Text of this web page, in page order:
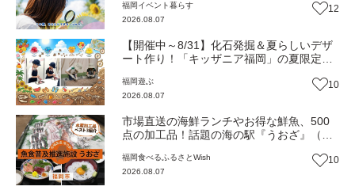
レンジ【一人一花はなきん便り】Vol.55
福岡 イベント暮らす
2026.08.07
12
【開催中～8/31】化石発掘＆夏らしいデザ
ート作り！「キッザニア福岡」の夏限定ア
福岡遊ぶ
2026.08.07
10
市場直送の海鮮ランチやお得な鮮魚、500
点の加工品！話題の海の駅『うおざ』（福
福岡食べる ふるさとWish
2026.08.07
10